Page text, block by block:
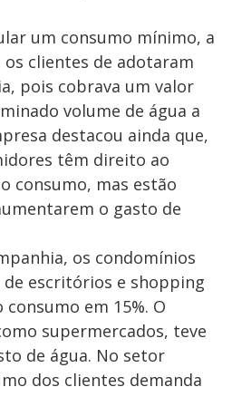
um consumo mínimo, a
clientes de adotaram
pois cobrava um valor
volume de água a
destacou ainda que,
têm direito ao
consumo, mas estão
o gasto de
os condomínios
escritórios e shopping
em 15%. O
supermercados, teve
de água. No setor
dos clientes demanda